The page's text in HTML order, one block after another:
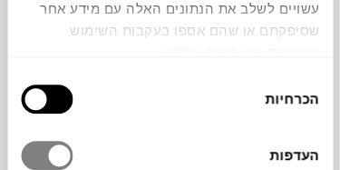
עשויים לשלב את הנתונים האלה עם מידע אחר
שסיפקתם או שהם אספו בעקבות השימוש
הסכמה
הכרחיות
העדפות
משלבות צבעים רכים עם צורה פיסולית
ומשחקית. הן עשויות שרף תרמופלסטי, קלות
ונוחות לשימוש, ויפות גם כשהן מונחות על
השולחן. הסט מגיע באריזה מהודרת כך שהן